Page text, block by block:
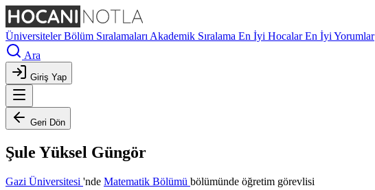
ÜniversitelerBölüm Sıralamaları Akademik Sıralama En İyi HocalarEn İyi Yorumlar
Ara
Giriş Yap
Geri Dön
Şule Yüksel Güngör
Gazi Üniversitesi 'nde Matematik Bölümü bölümünde öğretim görevlisi